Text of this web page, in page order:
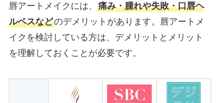
唇アートメイクには、 痛み・腫れや失敗・口唇ヘ
ルペスなどのデメリットがあります。唇アートメ
イクを検討している方は、デメリットとメリット
を理解しておくことが必要です。